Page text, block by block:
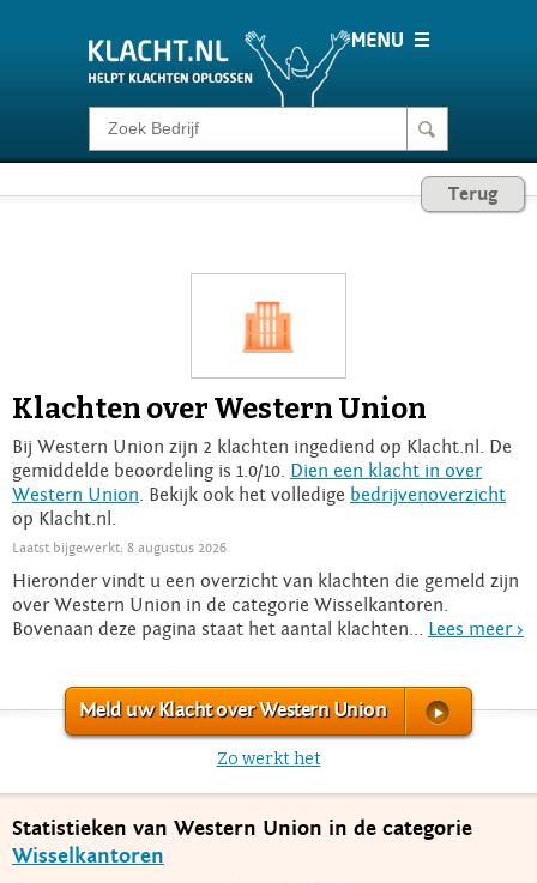
Klacht melden
Login
Terug
Klachten over Western Union
Bij Western Union zijn 2 klachten ingediend op Klacht.nl. De
gemiddelde beoordeling is 1.0/10. Dien een klacht in over
Western Union . Bekijk ook het volledige bedrijvenoverzicht
op Klacht.nl.
Laatst bijgewerkt: 8 augustus 2026
Hieronder vindt u een overzicht van klachten die gemeld zijn
over Western Union in de categorie Wisselkantoren.
Bovenaan deze pagina staat het aantal klachten... Lees meer >
Meld uw Klacht over Western Union
Zo werkt het
Statistieken van Western Union in de categorie
Wisselkantoren